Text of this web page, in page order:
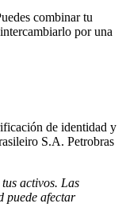
combinar tu
por una
de identidad y
S.A. Petrobras
activos. Las
puede afectar